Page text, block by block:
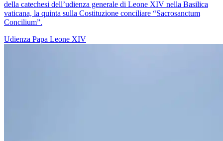
della catechesi dell’udienza generale di Leone XIV nella Basilica
vaticana, la quinta sulla Costituzione conciliare “Sacrosanctum
Concilium”.
Udienza Papa Leone XIV